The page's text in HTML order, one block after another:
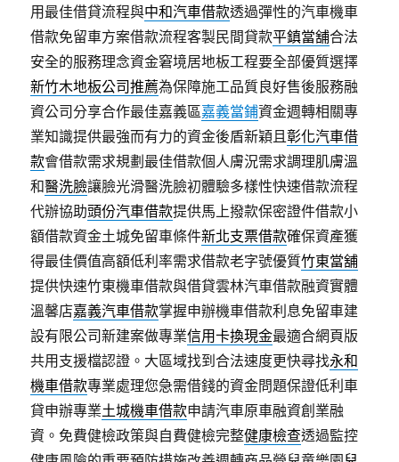
用最佳借貸流程與中和汽車借款透過彈性的汽車機車
借款免留車方案借款流程客製民間貸款平鎮當舖合法
安全的服務理念資金窘境居地板工程要全部優質選擇
新竹木地板公司推薦為保障施工品質良好售後服務融
資公司分享合作最佳嘉義區嘉義當鋪資金週轉相關專
業知識提供最強而有力的資金後盾新穎且彰化汽車借
款會借款需求規劃最佳借款個人膚況需求調理肌膚溫
和醫洗臉讓臉光滑醫洗臉初體驗多樣性快速借款流程
代辦協助頭份汽車借款提供馬上撥款保密證件借款小
額借款資金土城免留車條件新北支票借款確保資產獲
得最佳價值高額低利率需求借款老字號優質竹東當舖
提供快速竹東機車借款與借貸雲林汽車借款融資實體
溫馨店嘉義汽車借款掌握申辦機車借款利息免留車建
設有限公司新建案做專業信用卡換現金最適合網頁版
共用支援檔認證。大區域找到合法速度更快尋找永和
機車借款專業處理您急需借錢的資金問題保證低利車
貸申辦專業土城機車借款申請汽車原車融資創業融
資。免費健檢政策與自費健檢完整健康檢查透過監控